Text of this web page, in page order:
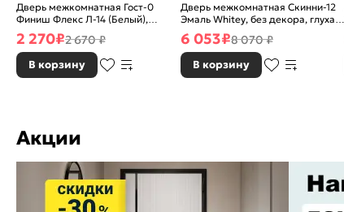
Дверь межкомнатная Гост-0
Финиш Флекс Л-14 (Белый),
глухая, каркасно-щитовая
2 270₽2 670 ₽
В корзину
Дверь межкомнатная Скинни-12
Эмаль Whitey, без декора, глухая,
без стекла, без кромки, скиновая
6 053₽8 070 ₽
В корзину
Акции